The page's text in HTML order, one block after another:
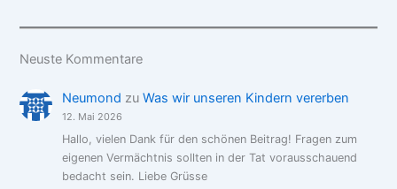
Neuste Kommentare
Neumond zu Was wir unseren Kindern vererben
12. Mai 2026
Hallo, vielen Dank für den schönen Beitrag! Fragen zum
eigenen Vermächtnis sollten in der Tat vorausschauend
bedacht sein. Liebe Grüsse